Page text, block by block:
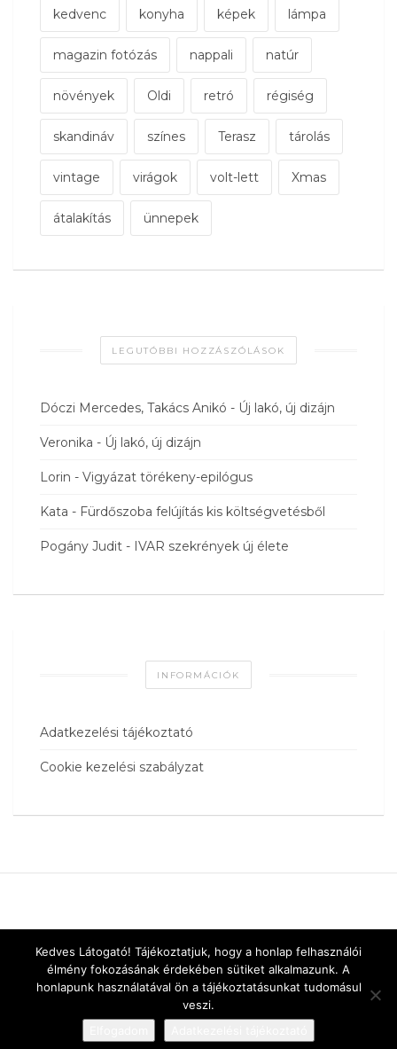
kedvenc konyha képek lámpa
magazin fotózás nappali natúr
növények Oldi retró régiség
skandináv színes Terasz tárolás
vintage virágok volt-lett Xmas
átalakítás ünnepek
LEGUTÓBBI HOZZÁSZÓLÁSOK
Dóczi Mercedes, Takács Anikó - Új lakó, új dizájn
Veronika - Új lakó, új dizájn
Lorin - Vigyázat törékeny-epilógus
Kata - Fürdőszoba felújítás kis költségvetésből
Pogány Judit - IVAR szekrények új élete
INFORMÁCIÓK
Adatkezelési tájékoztató
Cookie kezelési szabályzat
Kedves Látogató! Tájékoztatjuk, hogy a honlap felhasználói
élmény fokozásának érdekében sütiket alkalmazunk. A
honlapunk használatával ön a tájékoztatásunkat tudomásul
veszi.